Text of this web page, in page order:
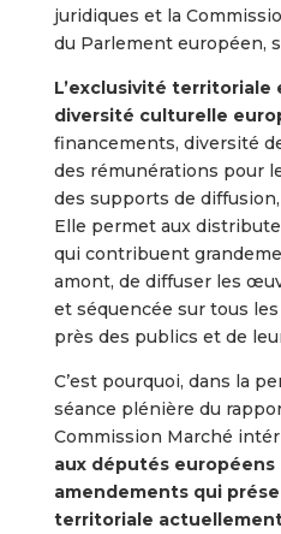
juridiques et la
du Parlement européen,
L’exclusivité territoriale
diversité culturelle
financements, diversité
des rémunérations pour
des supports de
Elle permet aux
qui contribuent
amont, de diffuser les
et séquencée sur tous
près des publics et de
C’est pourquoi, dans la
séance plénière du
Commission Marché
aux députés
amendements qui
territoriale